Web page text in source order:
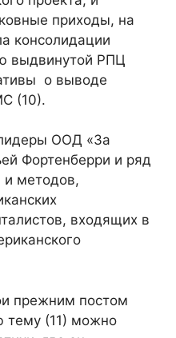
приходы, на
консолидации
выдвинутой РПЦ
о выводе
(10).
ООД «За
Фортенберри и ряд
и методов,
входящих в
прежним постом
тему (11) можно